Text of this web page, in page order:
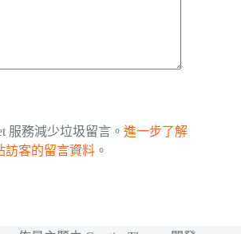
服務減少垃圾留言。 進一步了解
訪客的留言資料 。